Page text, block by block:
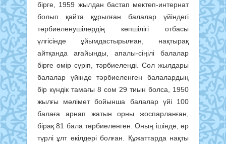
бірге, 1959 жылдан бастап мектеп-интернат
болып қайта құрылған балалар үйіндегі
тәрбиеленушілердің көпшілігі отбасы
үлгісінде ұйымдастырылған, нақтырақ
айтқанда ағайынды, апалы-сіңілі балалар
бірге өмір сүріп, тәрбиеленді. Сол жылдары
балалар үйінде тәрбиеленген балалардың
бір күндік тамағы 8 сом 29 тиын болса, 1950
жылғы мәлімет бойынша балалар үйі 100
балаға арнап жатын орны жоспарланған,
бірақ 81 бала тәрбиеленген. Оның ішінде, әр
түрлі ұлт өкілдері болған. Құжаттарда нақты